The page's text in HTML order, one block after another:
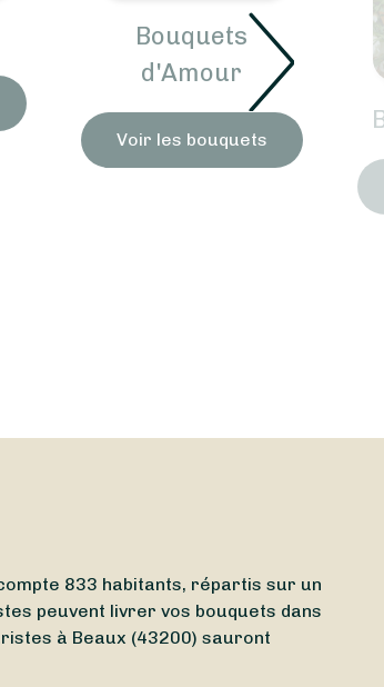
Bouquets
d'Amour
Voir les bouquets
compte 833 habitants, répartis sur un
peuvent livrer vos bouquets dans
à Beaux (43200) sauront